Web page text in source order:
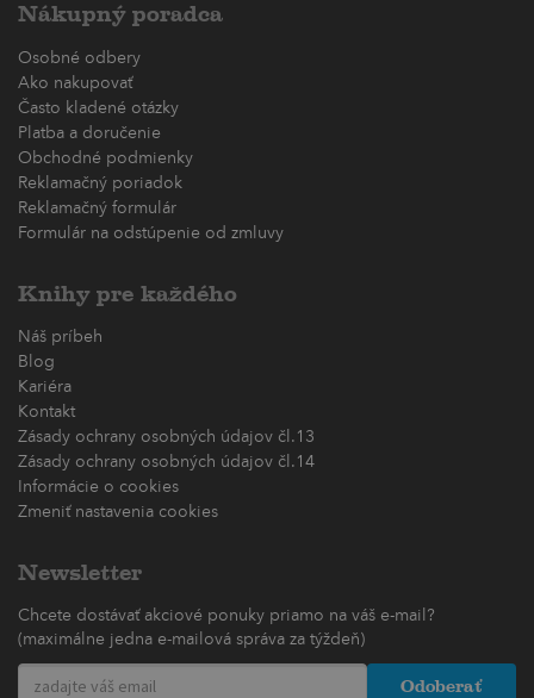
Nákupný poradca
Osobné odbery
Ako nakupovať
Často kladené otázky
Platba a doručenie
Obchodné podmienky
Reklamačný poriadok
Reklamačný formulár
Formulár na odstúpenie od zmluvy
Knihy pre každého
Náš príbeh
Blog
Kariéra
Kontakt
Zásady ochrany osobných údajov čl.13
Zásady ochrany osobných údajov čl.14
Informácie o cookies
Zmeniť nastavenia cookies
Newsletter
Chcete dostávať akciové ponuky priamo na váš e-mail?
(maximálne jedna e-mailová správa za týždeň)
Odoberať